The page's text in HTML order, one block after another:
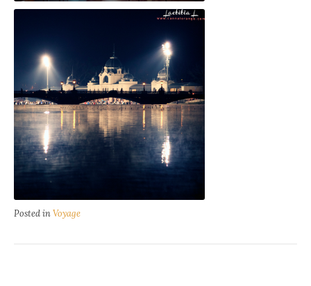
Posted inVoyage